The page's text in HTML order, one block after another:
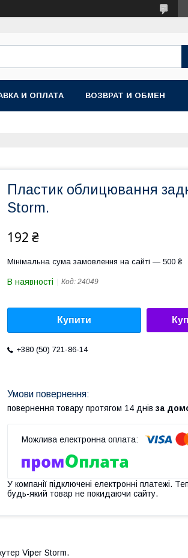
И ОПЛАТА ВОЗВРАТ И ОБМЕН
Пластик облицювання
Storm.
192 ₴
Мінімальна сума замовлення на сайті — 500 ₴
В наявності Код: 24049
Купити
+380 (50) 721-86-14
повернення товару протягом 14 днів за
У компанії підключені електронні платежі.
будь-який товар не покидаючи сайту.
Viper Storm.